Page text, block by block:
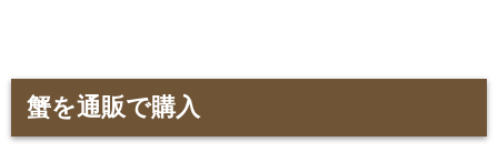
蟹を通販で購入